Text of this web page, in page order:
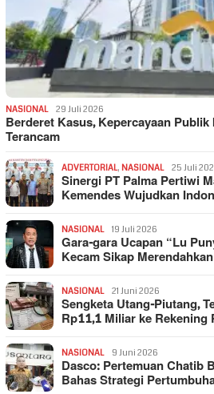
NASIONAL 29 Juli 2026
Berderet Kasus, Kepercayaan
Terancam
ADVERTORIAL, NASIONAL 25 Juli
Sinergi PT Palma Pertiwi
Kemendes Wujudkan
NASIONAL 19 Juli 2026
Gara-gara Ucapan “Lu
Kecam Sikap
NASIONAL 21 Juni 2026
Sengketa Utang-Piutang,
Rp11,1 Miliar ke Rekening
NASIONAL 9 Juni 2026
Dasco: Pertemuan Chatib
Bahas Strategi